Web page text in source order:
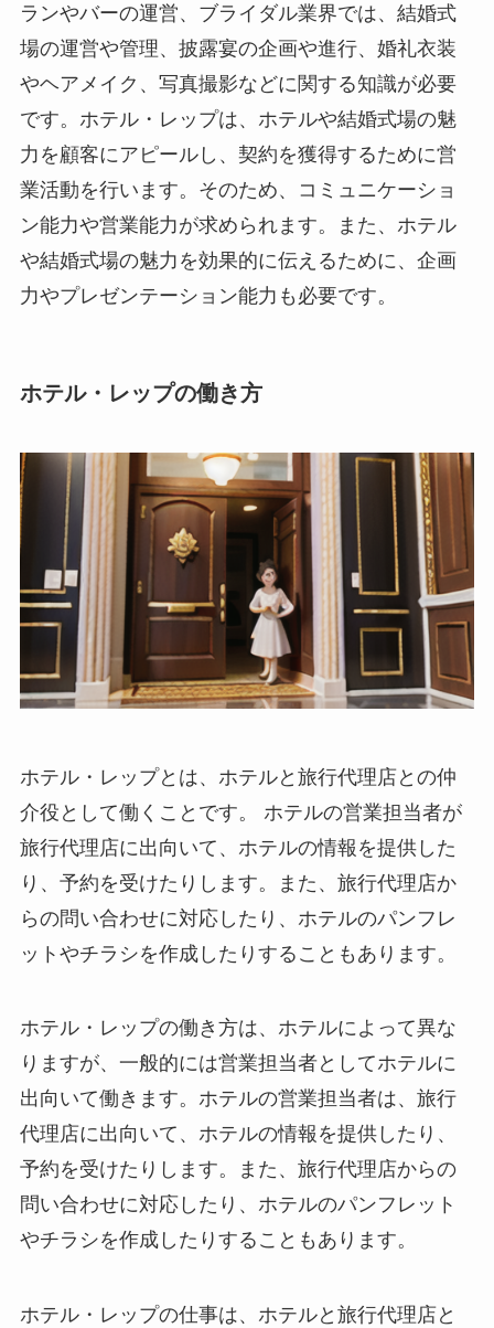
ランやバーの運営、ブライダル業界では、結婚式
場の運営や管理、披露宴の企画や進行、婚礼衣装
やヘアメイク、写真撮影などに関する知識が必要
です。ホテル・レップは、ホテルや結婚式場の魅
力を顧客にアピールし、契約を獲得するために営
業活動を行います。そのため、コミュニケーショ
ン能力や営業能力が求められます。また、ホテル
や結婚式場の魅力を効果的に伝えるために、企画
力やプレゼンテーション能力も必要です。
ホテル・レップの働き方
ホテル・レップとは、ホテルと旅行代理店との仲
介役として働くことです。
ホテルの営業担当者が
旅行代理店に出向いて、ホテルの情報を提供した
り、予約を受けたりします。また、旅行代理店か
らの問い合わせに対応したり、ホテルのパンフレ
ットやチラシを作成したりすることもあります。
ホテル・レップの働き方は、ホテルによって異な
りますが、一般的には営業担当者としてホテルに
出向いて働きます。ホテルの営業担当者は、旅行
代理店に出向いて、ホテルの情報を提供したり、
予約を受けたりします。また、旅行代理店からの
問い合わせに対応したり、ホテルのパンフレット
やチラシを作成したりすることもあります。
ホテル・レップの仕事は、ホテルと旅行代理店と